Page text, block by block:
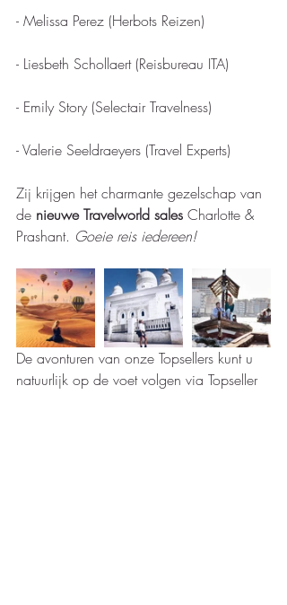
- Melissa Perez (Herbots Reizen)
- Liesbeth Schollaert (Reisbureau ITA)
- Emily Story (Selectair Travelness)
- Valerie Seeldraeyers (Travel Experts)
Zij krijgen het charmante gezelschap van
de nieuwe Travelworld sales Charlotte &
Prashant. Goeie reis iedereen!
De avonturen van onze Topsellers kunt u
natuurlijk op de voet volgen via Topseller